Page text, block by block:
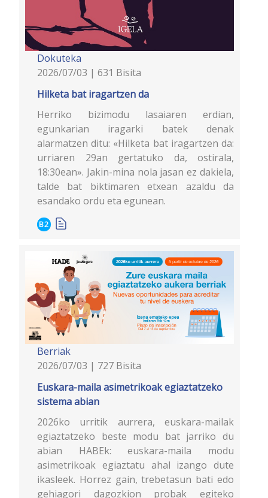
Dokuteka
2026/07/03 | 631 Bisita
Hilketa bat iragartzen da
Herriko bizimodu lasaiaren erdian,
egunkarian iragarki batek denak
alarmatzen ditu: «Hilketa bat iragartzen da:
urriaren 29an gertatuko da, ostirala,
18:30ean». Jakin-mina nola jasan ez dakiela,
talde bat biktimaren etxean azaldu da
esandako ordu eta egunean.
B2
Berriak
2026/07/03 | 727 Bisita
Euskara-maila asimetrikoak egiaztatzeko
sistema abian
2026ko urritik aurrera, euskara-mailak
egiaztatzeko beste modu bat jarriko du
abian HABEk: euskara-maila modu
asimetrikoak egiaztatu ahal izango dute
ikasleek. Horrez gain, trebetasun bati edo
gehiagori dagozkion probak egiteko